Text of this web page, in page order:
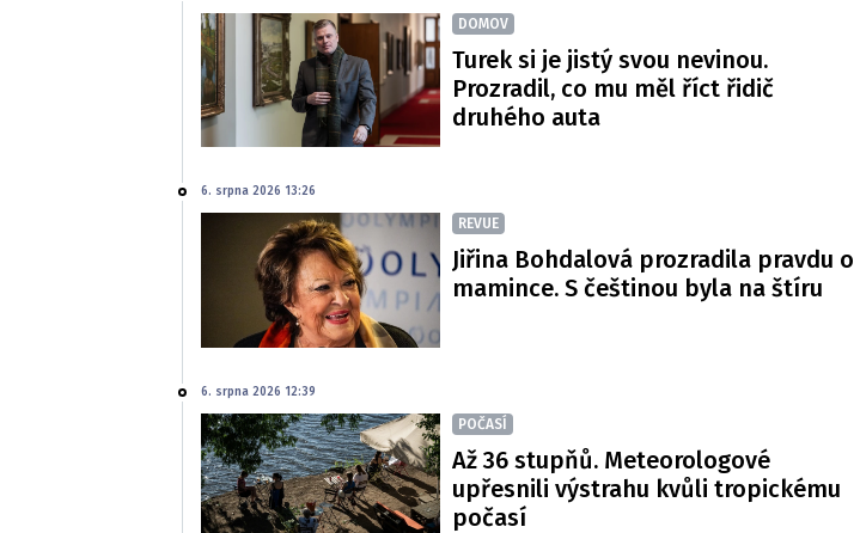
DOMOV
Turek si je jistý svou nevinou.
Prozradil, co mu měl říct řidič
druhého auta
6. srpna 2026 13:26
REVUE
Jiřina Bohdalová prozradila pravdu o
mamince. S češtinou byla na štíru
6. srpna 2026 12:39
POČASÍ
Až 36 stupňů. Meteorologové
upřesnili výstrahu kvůli tropickému
počasí